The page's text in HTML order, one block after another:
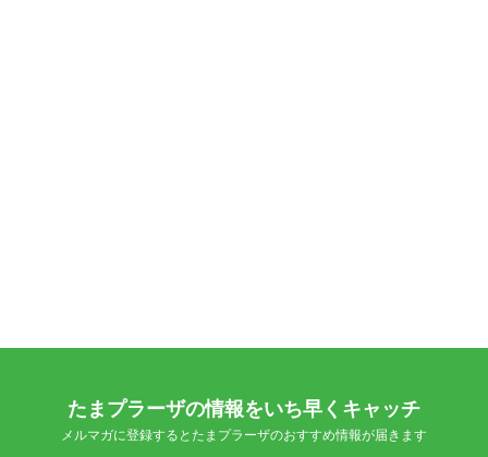
たまプラーザの情報をいち早くキャッチ
メルマガに登録するとたまプラーザのおすすめ情報が届きます